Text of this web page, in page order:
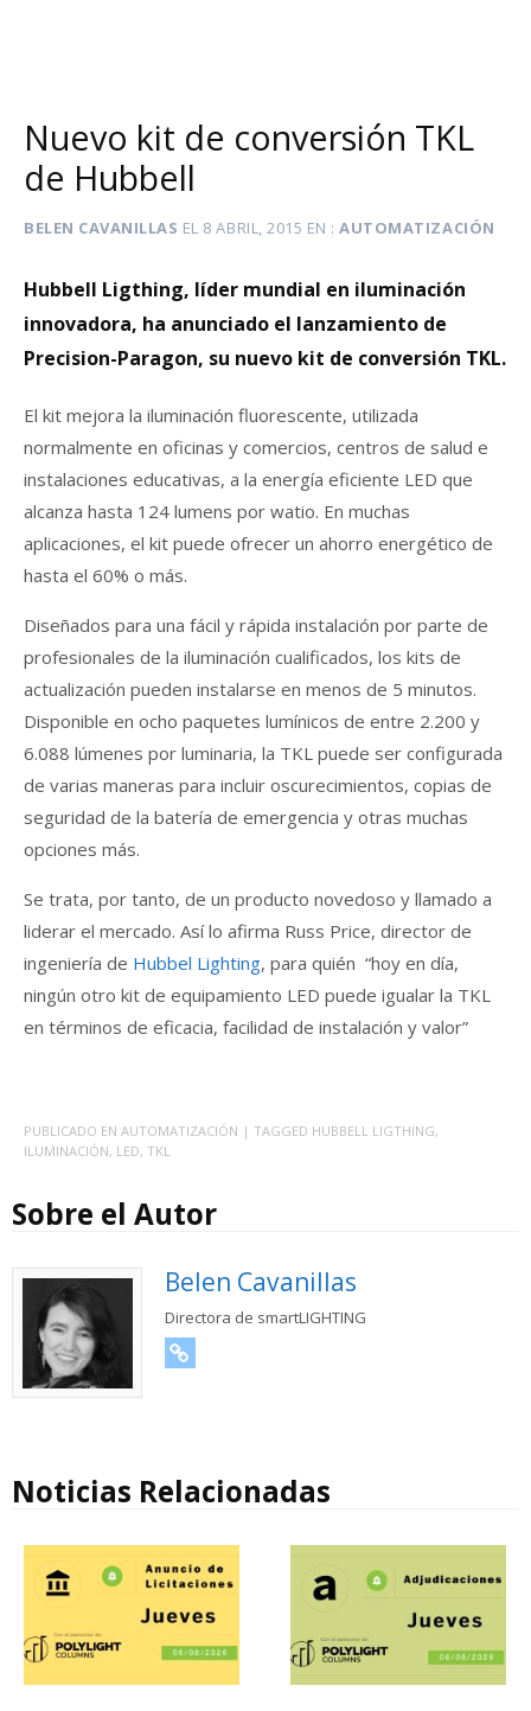
Nuevo kit de conversión TKL
de Hubbell
BELEN CAVANILLAS EL 8 ABRIL, 2015 EN AUTOMATIZACIÓN
Hubbell Ligthing, líder mundial en iluminación
innovadora, ha anunciado el lanzamiento de
Precision-Paragon, su nuevo kit de conversión TKL.
El kit mejora la iluminación fluorescente, utilizada
normalmente en oficinas y comercios, centros de salud e
instalaciones educativas, a la energía eficiente LED que
alcanza hasta 124 lumens por watio. En muchas
aplicaciones, el kit puede ofrecer un ahorro energético de
hasta el 60% o más.
Diseñados para una fácil y rápida instalación por parte de
profesionales de la iluminación cualificados, los kits de
actualización pueden instalarse en menos de 5 minutos.
Disponible en ocho paquetes lumínicos de entre 2.200 y
6.088 lúmenes por luminaria, la TKL puede ser configurada
de varias maneras para incluir oscurecimientos, copias de
seguridad de la batería de emergencia y otras muchas
opciones más.
Se trata, por tanto, de un producto novedoso y llamado a
liderar el mercado. Así lo afirma Russ Price, director de
ingeniería de Hubbel Lighting, para quién “hoy en día,
ningún otro kit de equipamiento LED puede igualar la TKL
en términos de eficacia, facilidad de instalación y valor”
PUBLICADO EN AUTOMATIZACIÓN | TAGGED HUBBELL LIGTHING,
ILUMINACIÓN, LED, TKL
Sobre el Autor
Belen Cavanillas
Directora de smartLIGHTING
Noticias Relacionadas